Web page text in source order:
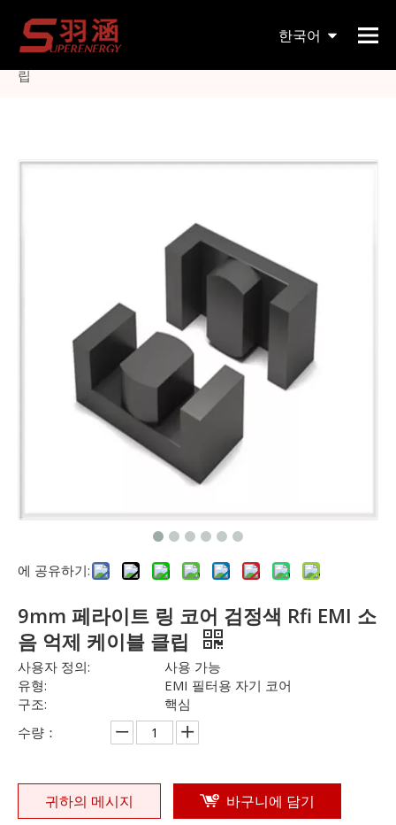
한국어
현재 위치: 홈페이지
» 9mm 페라이트 링 코어 검정색 Rfi EMI 소음 억제 케이블 클
립
에 공유하기:
9mm 페라이트 링 코어 검정색 Rfi EMI 소
음 억제 케이블 클립
사용자 정의:
사용 가능
유형:
EMI 필터용 자기 코어
구조:
핵심
수량：
귀하의 메시지 바구니에 담기